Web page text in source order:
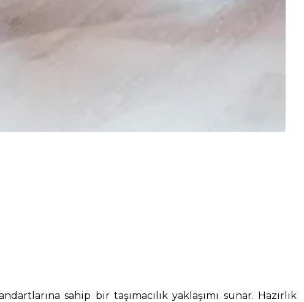
sahip bir taşımacılık yaklaşımı sunar. Hazırlık